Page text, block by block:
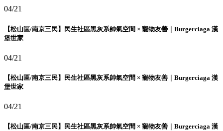
04/21
【松山區/南京三民】民生社區黑灰系帥氣空間 × 寵物友善｜Burgerciaga 漢
堡世家
04/21
【松山區/南京三民】民生社區黑灰系帥氣空間 × 寵物友善｜Burgerciaga 漢
堡世家
04/21
【松山區/南京三民】民生社區黑灰系帥氣空間 × 寵物友善｜Burgerciaga 漢